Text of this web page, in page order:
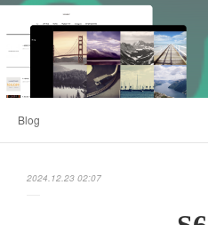
Blog
2024.12.23 02:07